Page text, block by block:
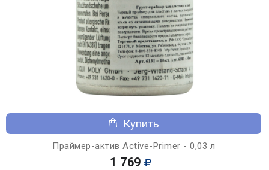
Купить
Праймер-актив Active-Primer - 0,03 л
1 769